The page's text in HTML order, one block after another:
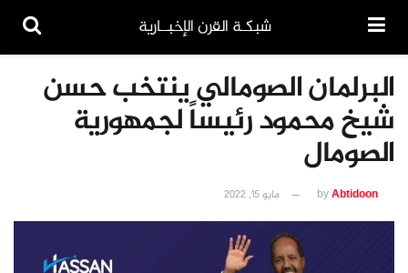
شبكـة القرن الإخبــارية
البرلمان الصومالي ينتخب حسن
شيخ محمود رئيساً لجمهورية
الصومال
byAbtidoon مايو 15, 2022